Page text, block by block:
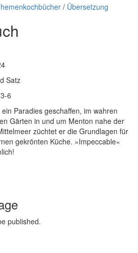
/ Übersetzung
Satz
6
Paradies geschaffen, im wahren
Gärten in und um Menton nahe der
züchtet er die Grundlagen für
gekrönten Küche. »Impeccable«
published.